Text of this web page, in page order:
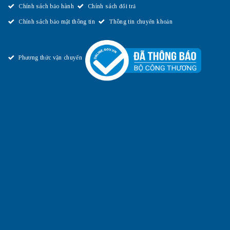
Chính sách bảo hành Chính sách đổi trả
Chính sách bảo mật thông tin Thông tin chuyển khoản
Phương thức vận chuyển